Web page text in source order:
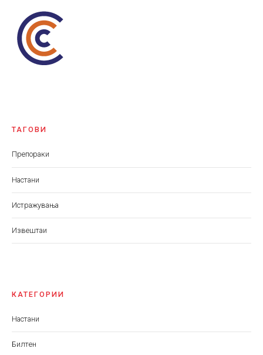
ТАГОВИ
Препораки
Настани
Истражувања
Извештаи
КАТЕГОРИИ
Настани
Билтен